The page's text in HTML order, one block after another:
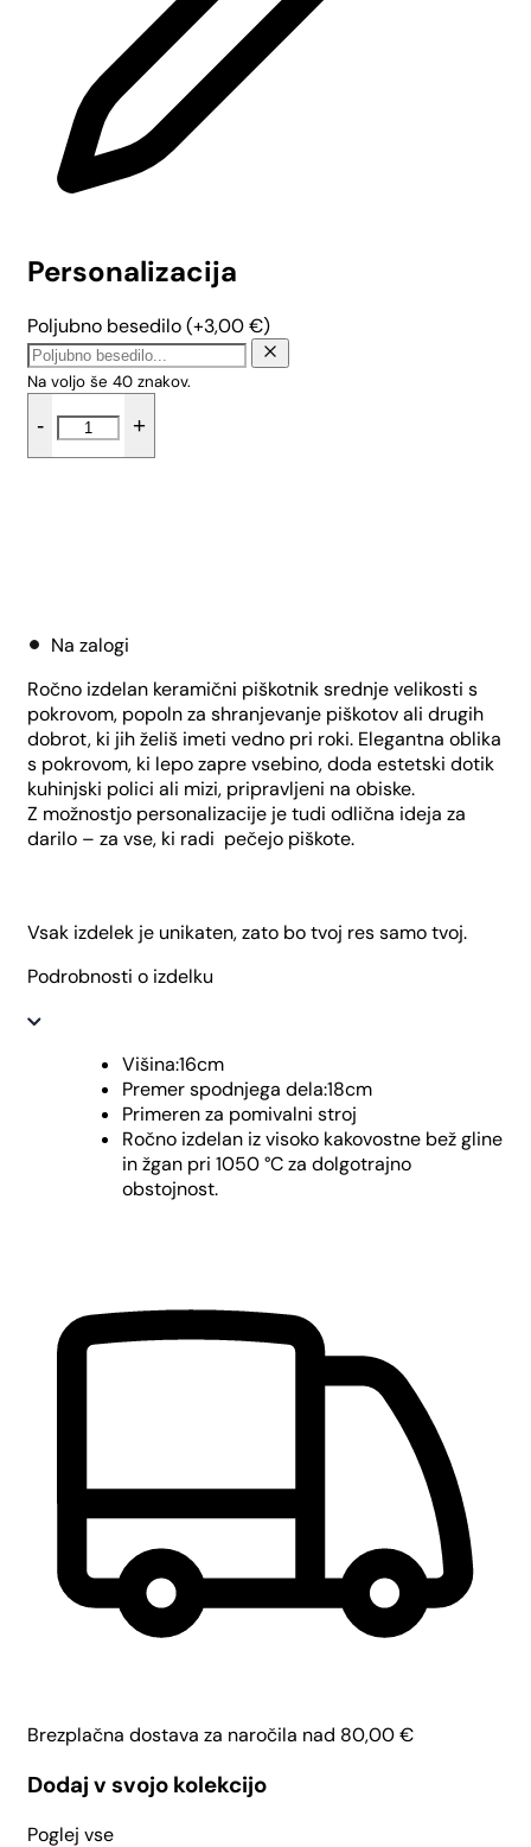
Personalizacija
Poljubno besedilo(+3,00€)
Na voljo še 40 znakov.
-
piškotnik
-
+
Na zalogi
Ročno izdelan keramični piškotnik srednje velikosti s
pokrovom, popoln za shranjevanje piškotov ali drugih
dobrot, ki jih želiš imeti vedno pri roki. Elegantna oblika
s pokrovom, ki lepo zapre vsebino, doda estetski dotik
kuhinjski polici ali mizi, pripravljeni na obiske.
Z možnostjo personalizacije je tudi odlična ideja za
darilo – za vse, ki radi pečejo piškote.
Vsak izdelek je unikaten, zato bo tvoj res samo tvoj.
Podrobnosti o izdelku
Višina:16cm
Premer spodnjega dela:18cm
Primeren za pomivalni stroj
Ročno izdelan iz visoko kakovostne bež gline
in žgan pri 1050 °C za dolgotrajno
obstojnost.
Brezplačna dostava za naročila nad 80,00€
Dodaj v svojo kolekcijo
Poglej vse